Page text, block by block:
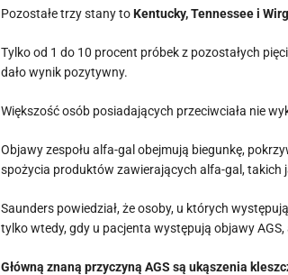
Pozostałe trzy stany toKentucky, Tennessee i
Tylko od 1 do 10 procent próbek z pozostałych
dało wynik pozytywny.
Większość osób posiadających przeciwciała nie
Objawy zespołu alfa-gal obejmują biegunkę,
spożycia produktów zawierających alfa-gal, takich
Saunders powiedział, że osoby, u których
tylko wtedy, gdy u pacjenta występują objawy
Główną znaną przyczyną AGS są ukąszenia